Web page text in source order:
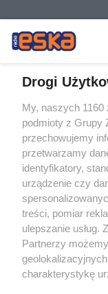
Żaden utwór
rozpowszechniany lub
tym także
eksploatacji w
Internecie bez
wykorzystanie
tzn. bez właściwej
ścigane prawnie.
Drogi
My, naszych 1160
podmioty z Grupy
przechowujemy
przetwarzamy
identyfikatory,
urządzenie czy
treści, pomiar
ulepszanie usług.
Partnerzy
charakterystykę